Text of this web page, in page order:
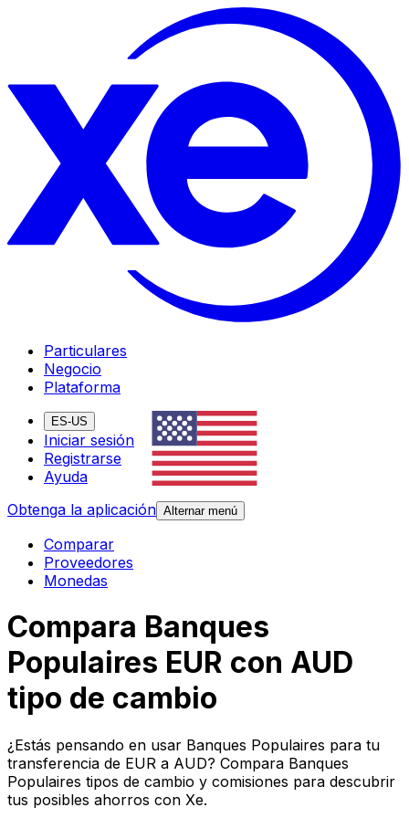
Particulares
Negocio
Plataforma
ES-US
Iniciar sesión
Registrarse
Ayuda
Obtenga la aplicación Alternar menú
Comparar
Proveedores
Monedas
Compara Banques
Populaires EUR con AUD
tipo de cambio
¿Estás pensando en usar Banques Populaires para tu
transferencia de EUR a AUD? Compara Banques
Populaires tipos de cambio y comisiones para descubrir
tus posibles ahorros con Xe.